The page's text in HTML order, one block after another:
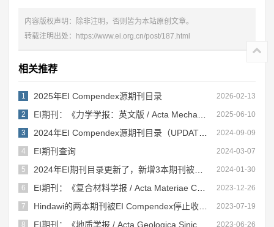
内容版权声明：除非注明，否则皆为本站原创文章。
转载注明出处： https://www.ei.org.cn/post/187.html
相关推荐
2026-02-13
1 2025年EI Compendex源期刊目录
2025-06-10
2 EI期刊：《力学学报：英文版 / Acta Mechanica Sinica》
2024-09-09
3 2024年EI Compendex源期刊目录（UPDATED August, 2024）！
2024-03-07
4 EI期刊查询
2024-01-30
5 2024年EI期刊目录更新了，新增3本期刊被停止收录（慎投）！
2023-12-26
6 EI期刊：《复合材料学报 / Acta Materiae Compositae Sinica》
2023-07-19
7 Hindawi的两本期刊被EI Compendex停止收录：对作者和研究者的启示
2023-06-26
8 EI期刊：《地质学报 / Acta Geologica Sinica》